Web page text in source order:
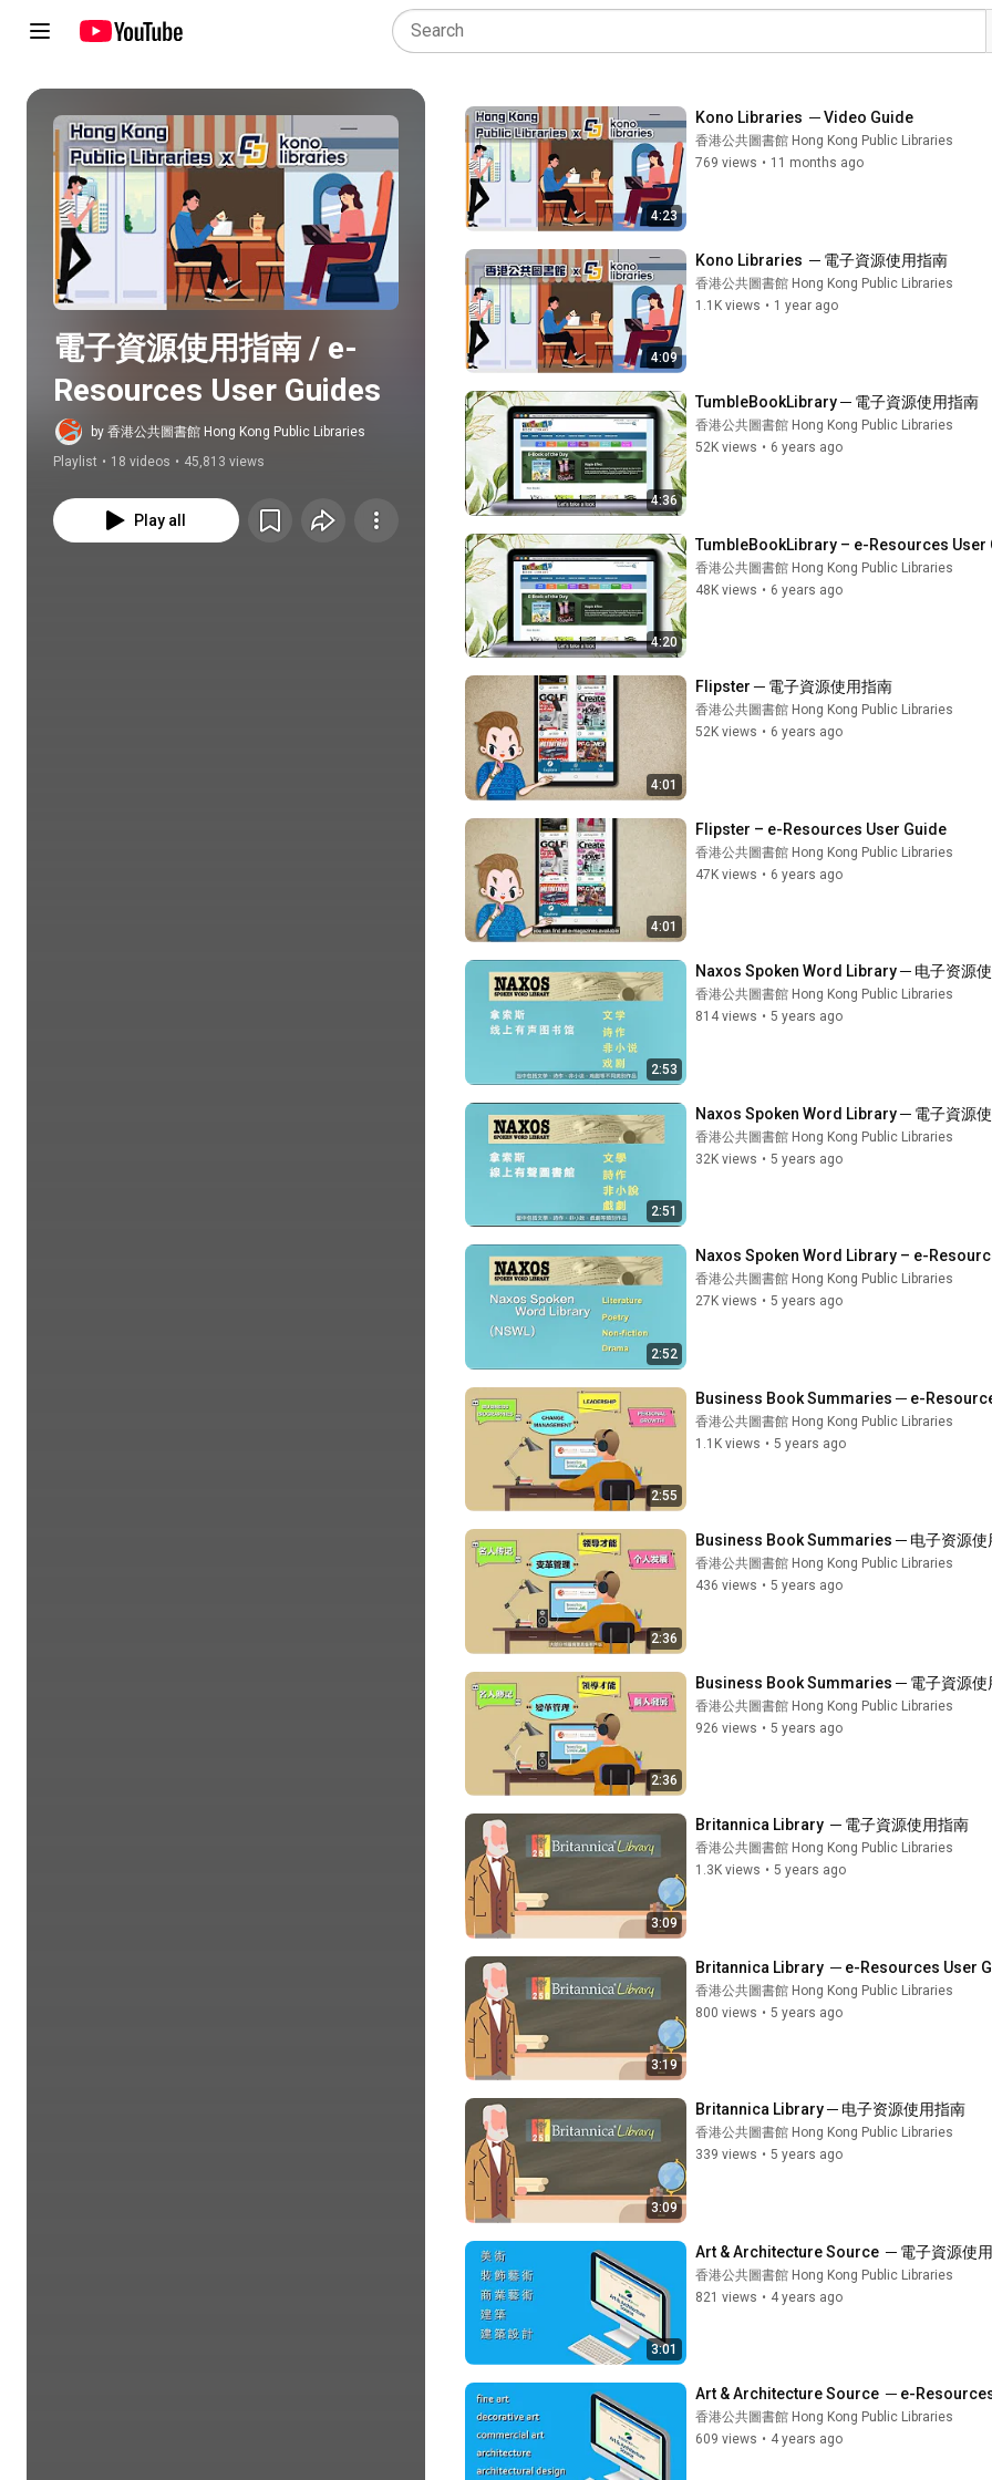
Play all
電子資源使用指南 / e-
Resources User Guides
by 香港公共圖書館 Hong Kong Public Libraries
Playlist • 18 videos • 45,813 views
Play all
4:23
Kono Libraries  ─ Video Guide
香港公共圖書館 Hong Kong Public Libraries
769 views • 11 months ago
4:09
Kono Libraries  ─ 電子資源使用指南
香港公共圖書館 Hong Kong Public Libraries
1.1K views • 1 year ago
4:36
TumbleBookLibrary ─ 電子資源使用指南
香港公共圖書館 Hong Kong Public Libraries
52K views • 6 years ago
4:20
TumbleBookLibrary – e-Resources User
香港公共圖書館 Hong Kong Public Libraries
48K views • 6 years ago
4:01
Flipster ─ 電子資源使用指南
香港公共圖書館 Hong Kong Public Libraries
52K views • 6 years ago
4:01
Flipster – e-Resources User Guide
香港公共圖書館 Hong Kong Public Libraries
47K views • 6 years ago
2:53
Naxos Spoken Word Library ─ 电子资源
香港公共圖書館 Hong Kong Public Libraries
814 views • 5 years ago
2:51
Naxos Spoken Word Library ─ 電子資源
香港公共圖書館 Hong Kong Public Libraries
32K views • 5 years ago
2:52
Naxos Spoken Word Library – e-
香港公共圖書館 Hong Kong Public Libraries
27K views • 5 years ago
2:55
Business Book Summaries ─ e-
香港公共圖書館 Hong Kong Public Libraries
1.1K views • 5 years ago
2:36
Business Book Summaries ─ 电子资源使
香港公共圖書館 Hong Kong Public Libraries
436 views • 5 years ago
2:36
Business Book Summaries ─ 電子資源使
香港公共圖書館 Hong Kong Public Libraries
926 views • 5 years ago
3:09
Britannica Library  ─ 電子資源使用指南
香港公共圖書館 Hong Kong Public Libraries
1.3K views • 5 years ago
3:19
Britannica Library  ─ e-Resources User
香港公共圖書館 Hong Kong Public Libraries
800 views • 5 years ago
3:09
Britannica Library ─ 电子资源使用指南
香港公共圖書館 Hong Kong Public Libraries
339 views • 5 years ago
3:01
Art & Architecture Source  ─ 電子資源使
香港公共圖書館 Hong Kong Public Libraries
821 views • 4 years ago
Art & Architecture Source  ─ e-
香港公共圖書館 Hong Kong Public Libraries
609 views • 4 years ago